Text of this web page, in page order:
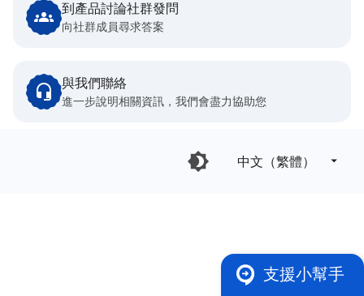
到產品討論社群發問
向社群成員尋求答案
與我們聯絡
進一步說明相關資訊，我們會盡力協助您
中文（繁體）‎
支援小幫手